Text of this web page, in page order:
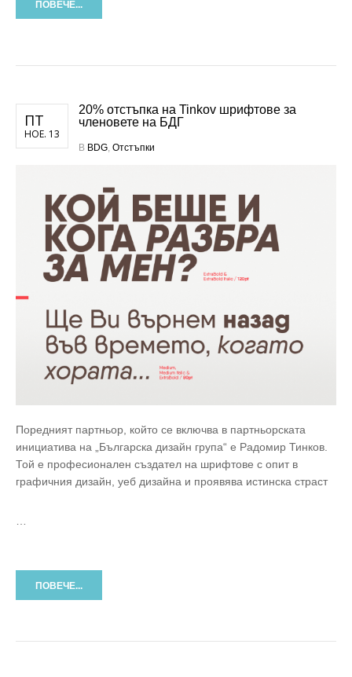
ПОВЕЧЕ...
ПТ
НОЕ. 13
20% отстъпка на Tinkov шрифтoве за
членовете на БДГ
В BDG Отстъпки
Поредният партньор, който се включва в партньорската
инициатива на „Българска дизайн група“ е Радомир Тинков.
Той е професионален създател на шрифтове с опит в
графичния дизайн, уеб дизайна и проявява истинска страст
ПОВЕЧЕ...